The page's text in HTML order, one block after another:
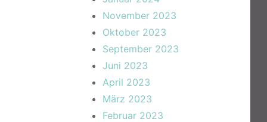
November 2023
Oktober 2023
September 2023
Juni 2023
April 2023
März 2023
Februar 2023